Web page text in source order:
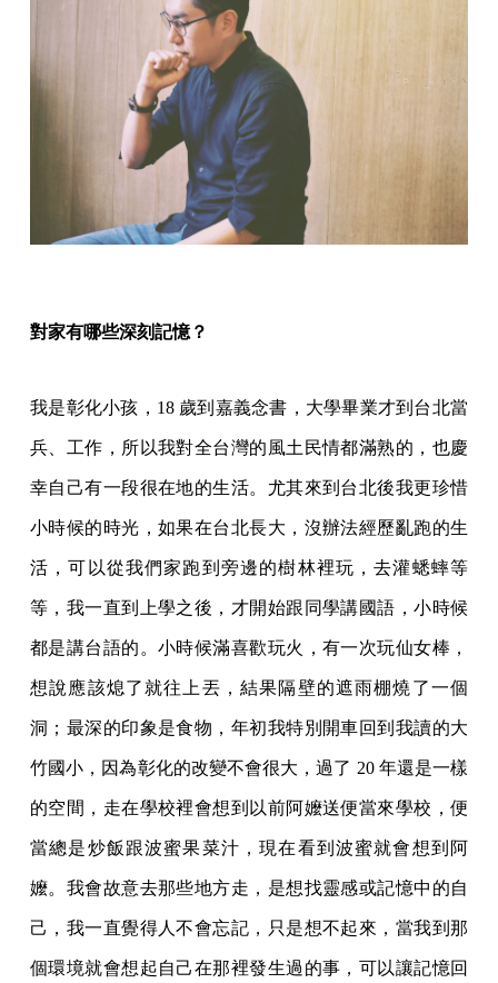
對家有哪些深刻記憶？
我是彰化小孩，18 歲到嘉義念書，大學畢業才到台北當
兵、工作，所以我對全台灣的風土民情都滿熟的，也慶
幸自己有一段很在地的生活。尤其來到台北後我更珍惜
小時候的時光，如果在台北長大，沒辦法經歷亂跑的生
活，可以從我們家跑到旁邊的樹林裡玩，去灌蟋蟀等
等，我一直到上學之後，才開始跟同學講國語，小時候
都是講台語的。小時候滿喜歡玩火，有一次玩仙女棒，
想說應該熄了就往上丟，結果隔壁的遮雨棚燒了一個
洞；最深的印象是食物，年初我特別開車回到我讀的大
竹國小，因為彰化的改變不會很大，過了 20 年還是一樣
的空間，走在學校裡會想到以前阿嬤送便當來學校，便
當總是炒飯跟波蜜果菜汁，現在看到波蜜就會想到阿
嬤。我會故意去那些地方走，是想找靈感或記憶中的自
己，我一直覺得人不會忘記，只是想不起來，當我到那
個環境就會想起自己在那裡發生過的事，可以讓記憶回